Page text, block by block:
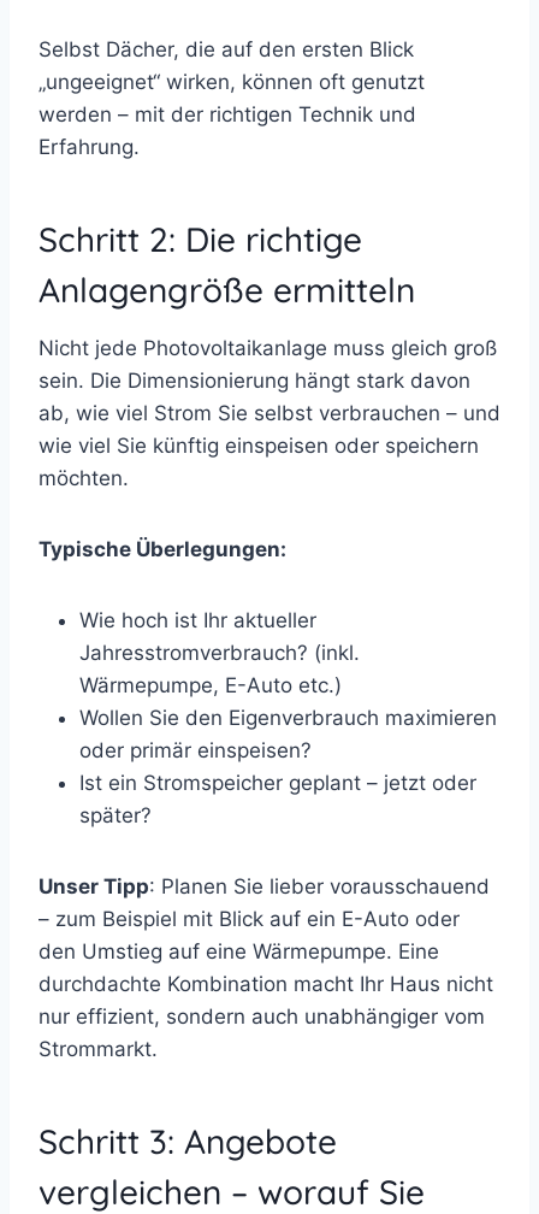
Selbst Dächer, die auf den ersten Blick
„ungeeignet“ wirken, können oft genutzt
werden – mit der richtigen Technik und
Erfahrung.
Schritt 2: Die richtige
Anlagengröße ermitteln
Nicht jede Photovoltaikanlage muss gleich groß
sein. Die Dimensionierung hängt stark davon
ab, wie viel Strom Sie selbst verbrauchen – und
wie viel Sie künftig einspeisen oder speichern
möchten.
Typische Überlegungen:
Wie hoch ist Ihr aktueller
Jahresstromverbrauch? (inkl.
Wärmepumpe, E-Auto etc.)
Wollen Sie den Eigenverbrauch maximieren
oder primär einspeisen?
Ist ein Stromspeicher geplant – jetzt oder
später?
Unser Tipp: Planen Sie lieber vorausschauend
– zum Beispiel mit Blick auf ein E-Auto oder
den Umstieg auf eine Wärmepumpe. Eine
durchdachte Kombination macht Ihr Haus nicht
nur effizient, sondern auch unabhängiger vom
Strommarkt.
Schritt 3: Angebote
vergleichen – worauf Sie